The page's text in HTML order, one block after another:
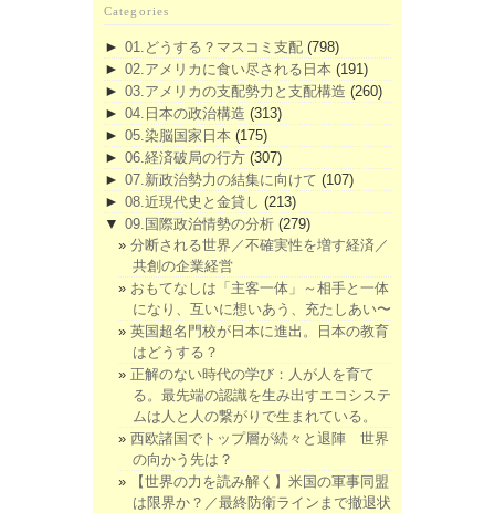
Categories
► 01.どうする？マスコミ支配 (798)
► 02.アメリカに食い尽される日本 (191)
► 03.アメリカの支配勢力と支配構造 (260)
► 04.日本の政治構造 (313)
► 05.染脳国家日本 (175)
► 06.経済破局の行方 (307)
► 07.新政治勢力の結集に向けて (107)
► 08.近現代史と金貸し (213)
▼ 09.国際政治情勢の分析 (279)
分断される世界／不確実性を増す経済／
共創の企業経営
おもてなしは「主客一体」～相手と一体
になり、互いに想いあう、充たしあい〜
英国超名門校が日本に進出。日本の教育
はどうする？
正解のない時代の学び：人が人を育て
る。最先端の認識を生み出すエコシステ
ムは人と人の繋がりで生まれている。
西欧諸国でトップ層が続々と退陣 世界
の向かう先は？
【世界の力を読み解く】米国の軍事同盟
は限界か？／最終防衛ラインまで撤退状